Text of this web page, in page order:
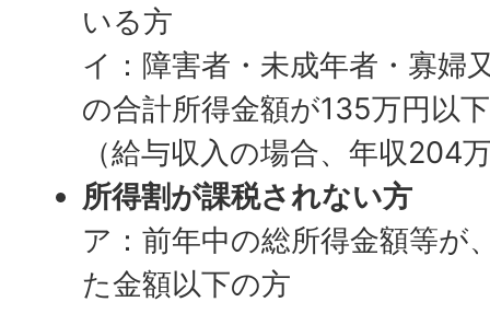
いる方
イ：障害者・未成年者・寡婦
の合計所得金額が135万円以下
（給与収入の場合、年収204
所得割が課税されない方
ア：前年中の総所得金額等が
た金額以下の方